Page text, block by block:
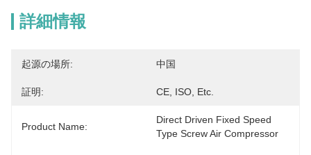
詳細情報
起源の場所: 中国
証明: CE, ISO, Etc.
Product Name:
Direct Driven Fixed Speed
Type Screw Air Compressor